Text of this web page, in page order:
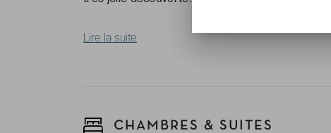
Lire la suite
CHAMBRES & SUITES